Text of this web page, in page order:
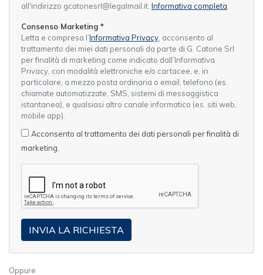
all'indirizzo gcatonesrl@legalmail.it. Informativa completa
Consenso Marketing *
Letta e compresa l’Informativa Privacy , acconsento al
trattamento dei miei dati personali da parte di G. Catone Srl
per finalità di marketing come indicato dall’Informativa
Privacy, con modalità elettroniche e/o cartacee, e, in
particolare, a mezzo posta ordinaria o email, telefono (es.
chiamate automatizzate, SMS, sistemi di messaggistica
istantanea), e qualsiasi altro canale informatico (es. siti web,
mobile app).
Acconsento al trattamento dei dati personali per finalità di
marketing.
Oppure